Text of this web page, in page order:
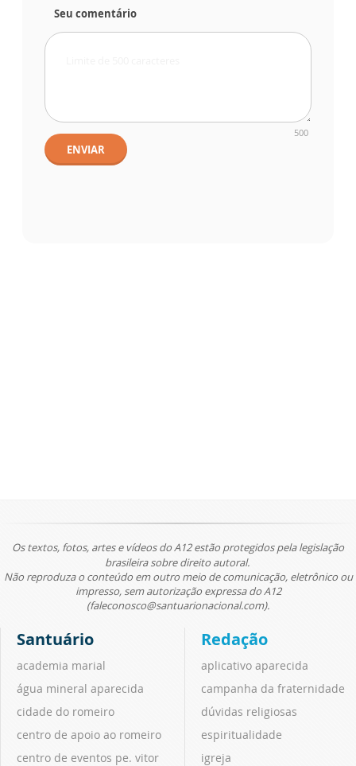
Seu comentário
500
ENVIAR
Os textos, fotos, artes e vídeos do A12 estão protegidos pela legislação
brasileira sobre direito autoral.
Não reproduza o conteúdo em outro meio de comunicação, eletrônico ou
impresso, sem autorização expressa do A12
(faleconosco@santuarionacional.com).
Santuário
academia marial
água mineral aparecida
cidade do romeiro
centro de apoio ao romeiro
centro de eventos pe. vitor
Redação
aplicativo aparecida
campanha da fraternidade
dúvidas religiosas
espiritualidade
igreja